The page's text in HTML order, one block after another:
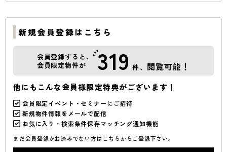
新規会員登録はこちら
会員登録すると、
会員限定物件が
319 件、 閲覧可能！
他にもこんな会員様限定特典がございます！
会員限定イベント・セミナーにご招待
新規物件情報をメールで配信
お気に入り・検索条件保存マッチング通知機能
まだ会員登録がお済みでない方はこちらからご登録下さい。